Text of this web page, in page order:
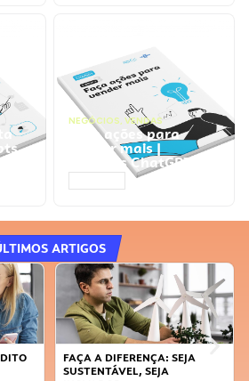
NEGÓCIOS, VENDAS
Faça ações para
vender mais |
Prompts ChatGPT
ARTIGOS
FAÇA A DIFERENÇA: SEJA
SUSTENTÁVEL, SEJA